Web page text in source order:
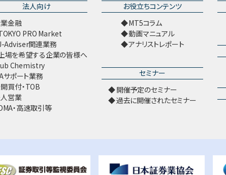
法人向け
金融
PRO Market
Adviser関連業務
上場を希望する企業の皆様へ
Chemistry
サポート業務
買付・TOB
営業
・高速取引等
お役立ちコンテンツ
MT5コラム
動画マニュアル
アナリストレポート
セミナー
開催予定のセミナー
過去に開催されたセミナー